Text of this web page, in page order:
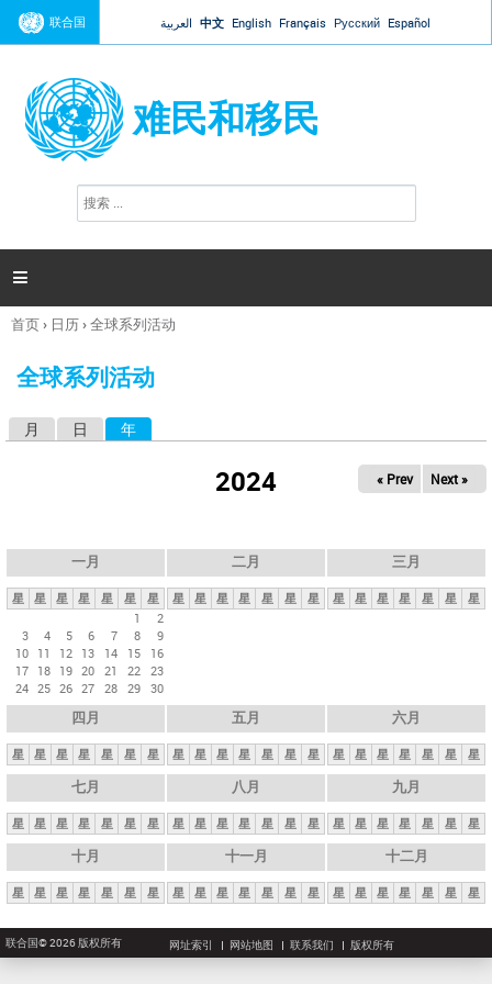
Jump to navigation
联合国 العربية 中文 English Français Русский Español
难民和移民
搜
索

你
这
首页› 日历›全球系列活动
全球系列活动
月 日 年
2024 « Prev Next »
一月
星 星 星 星 星 星
星
1
2
3
4 5 6 7 8
9
10 11 12 13 14 15
16
17 18 19 20 21 22 23
24 25 26 27 28 29 30
二月
星 星 星 星 星 星 星
三月
星 星 星 星 星 星 星
四月
星 星 星 星 星 星 星
五月
星 星 星 星 星 星 星
六月
星 星 星 星 星 星 星
七月
星 星 星 星 星 星 星
八月
星 星 星 星 星 星 星
九月
星 星 星 星 星 星 星
十月
星 星 星 星 星 星 星
十一月
星 星 星 星 星 星 星
十二月
星 星 星 星 星 星 星
联合国© 2026 版权所有 网址索引 网站地图 联系我们 版权所有